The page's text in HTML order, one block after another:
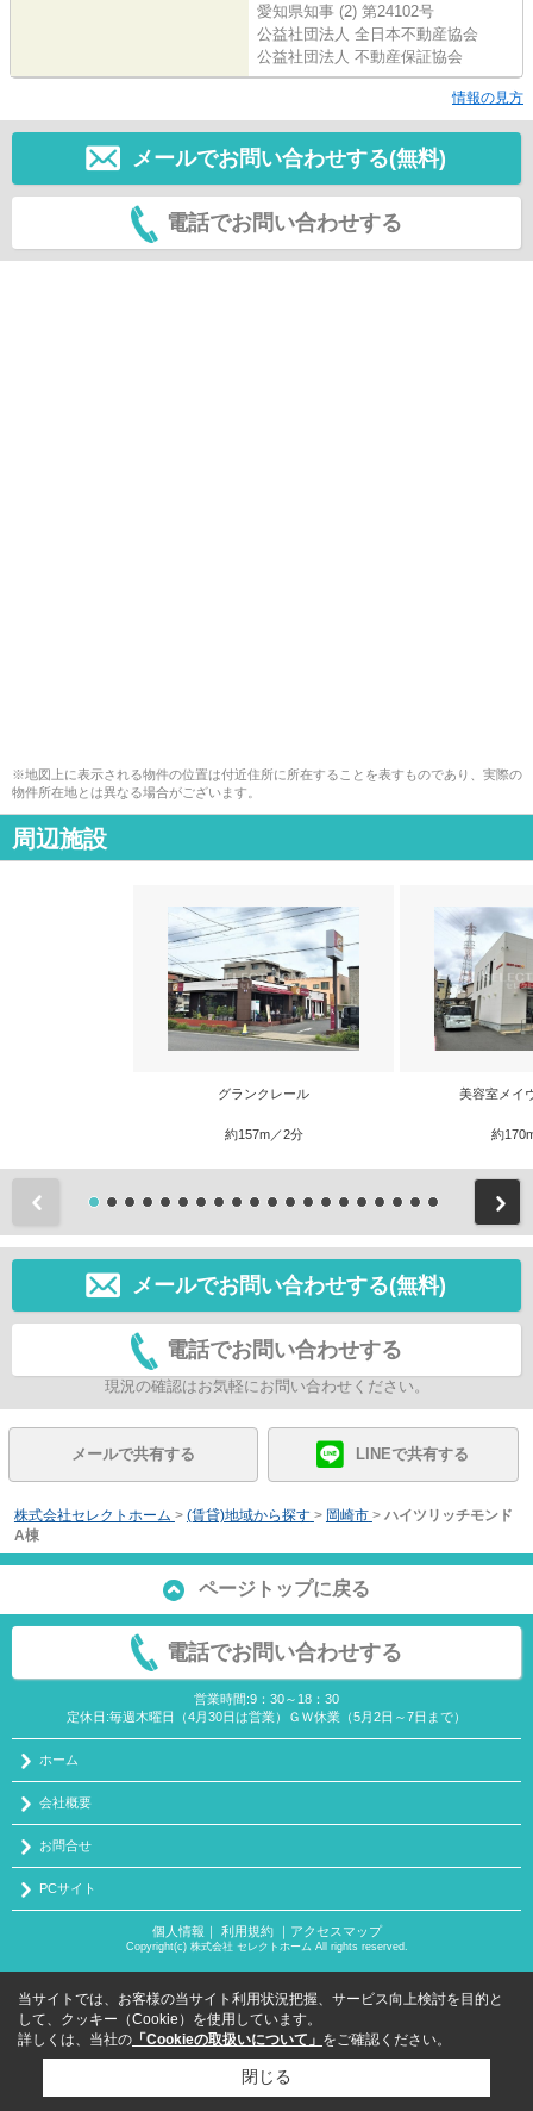
愛知県知事 (2) 第24102号
公益社団法人 全日本不動産協会
公益社団法人 不動産保証協会
情報の見方
メールでお問い合わせする(無料)
電話でお問い合わせする
※地図上に表示される物件の位置は付近住所に所在することを表すものであり、実際の
物件所在地とは異なる場合がございます。
周辺施設
グランクレール
約157m／2分
美容室メイ
約
メールでお問い合わせする(無料)
電話でお問い合わせする
現況の確認はお気軽にお問い合わせください。
メールで共有する LINEで共有する
株式会社セレクトホーム > (賃貸)地域から探す > 岡崎市 > ハイツリッチモンド
A棟
ページトップに戻る
電話でお問い合わせする
営業時間:9：30～18：30
定休日:毎週木曜日（4月30日は営業）ＧＷ休業（5月2日～7日まで）
ホーム
会社概要
お問合せ
PCサイト
個人情報 利用規約｜ アクセスマップ
Copyright(c) 株式会社 セレクトホーム All rights reserved.
当サイトでは、お客様の当サイト利用状況把握、サービス向上検討を目的と
して、クッキー（Cookie）を使用しています。
詳しくは、当社の 「Cookieの取扱いについて」 をご確認ください。
閉じる